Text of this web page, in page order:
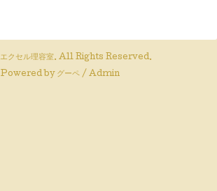
エクセル理容室. All Rights Reserved.
Powered by グーペ / Admin